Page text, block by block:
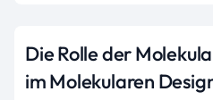
Die Rolle der
im Molekularen